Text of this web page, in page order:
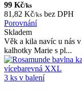
99 Kč/ks
81,82 Kč/ks bez DPH
Porovnání
Skladem
Věk a kila navíc u nás
kalhotky Marie s pl...
3 ks v balení